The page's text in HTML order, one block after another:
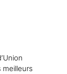
meilleurs